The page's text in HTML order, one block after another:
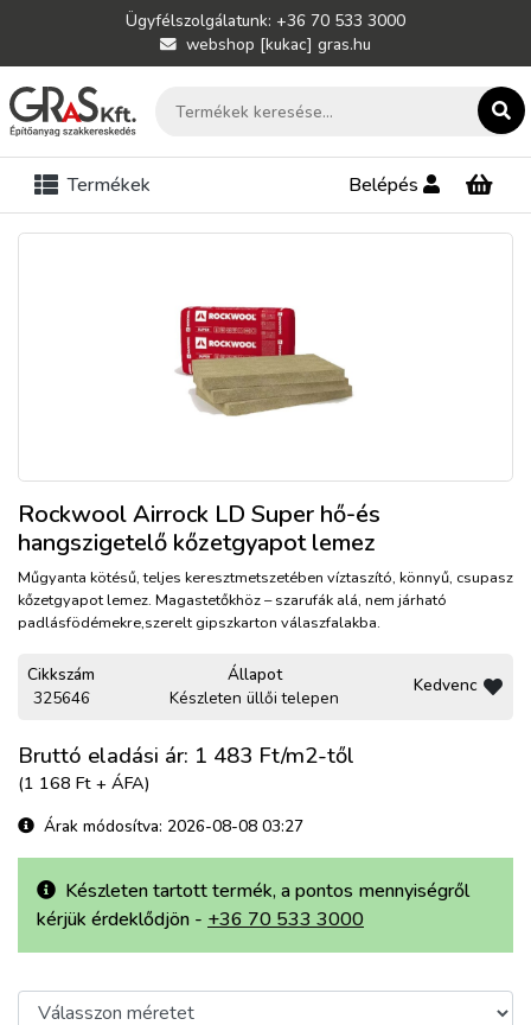
Ügyfélszolgálatunk: +36 70 533 3000
webshop [kukac] gras.hu
Termékek Belépés
Rockwool Airrock LD Super hő-és
hangszigetelő kőzetgyapot lemez
Műgyanta kötésű, teljes keresztmetszetében víztaszító, könnyű, csupasz
kőzetgyapot lemez. Magastetőkhöz – szarufák alá, nem járható
padlásfödémekre,szerelt gipszkarton válaszfalakba.
Cikkszám
325646
Állapot
Készleten üllői telepen
Kedvenc
Bruttó eladási ár: 1 483 Ft/m2-től
(1 168 Ft + ÁFA)
Árak módosítva: 2026-08-08 03:27
Készleten tartott termék, a pontos mennyiségről
kérjük érdeklődjön - +36 70 533 3000